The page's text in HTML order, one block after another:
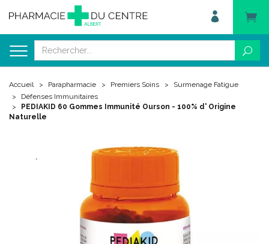
Accueil Parapharmacie Premiers Soins
Surmenage Fatigue
Défenses Immunitaires
PEDIAKID 60 Gommes Immunité Ourson - 100% d' Origine
Naturelle